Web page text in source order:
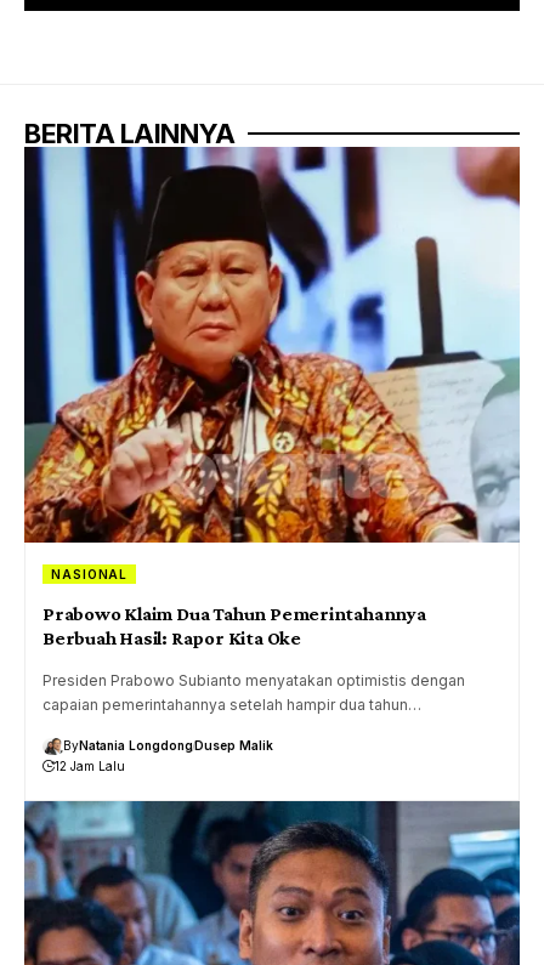
BERITA LAINNYA
NASIONAL
Prabowo Klaim Dua Tahun Pemerintahannya
Berbuah Hasil: Rapor Kita Oke
Presiden Prabowo Subianto menyatakan optimistis dengan
capaian pemerintahannya setelah hampir dua tahun…
ByNatania LongdongDusep Malik
12 Jam Lalu